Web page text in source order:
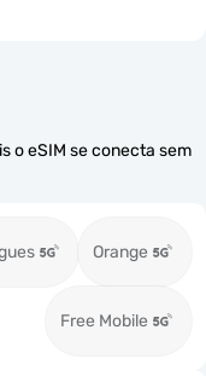
o eSIM se conecta sem
Orange
Free Mobile